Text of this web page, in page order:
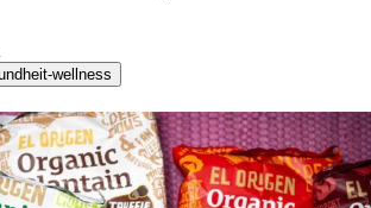
wellness